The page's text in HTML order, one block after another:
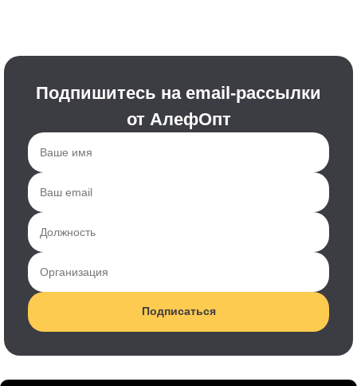
Подпишитесь на email-рассылки
от АлефОпт
Подписаться